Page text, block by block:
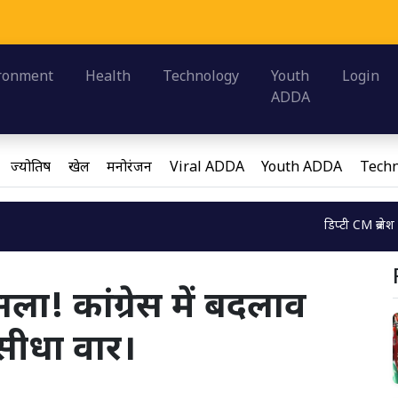
Health Technology
Youth
ADDA
Login
ज्योतिष खेल मनोरंजन Viral ADDA Youth ADDA
डिप्टी CM ब्रजेश पाठक ने
कांग्रेस में बदलाव
वार।